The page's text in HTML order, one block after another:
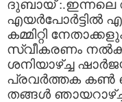
ദുബായ്‌ :.ഇന്നലെ
എയര്‍പോര്‍ട്ടില്‍
കമ്മിറ്റി
സ്വീകരണം
ശനിയാഴ്ച്ച
പ്രവര്‍ത്തക കണ്‍
തങ്ങള്‍ ഞായറാഴ്ച്ച